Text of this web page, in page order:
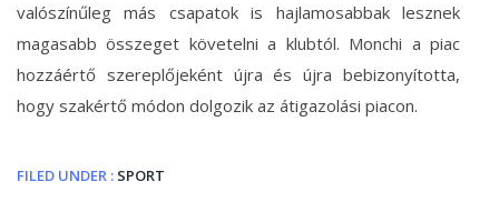
valószínűleg más csapatok is hajlamosabbak lesznek
magasabb összeget követelni a klubtól. Monchi a piac
hozzáértő szereplőjeként újra és újra bebizonyította,
hogy szakértő módon dolgozik az átigazolási piacon.
FILED UNDER : SPORT